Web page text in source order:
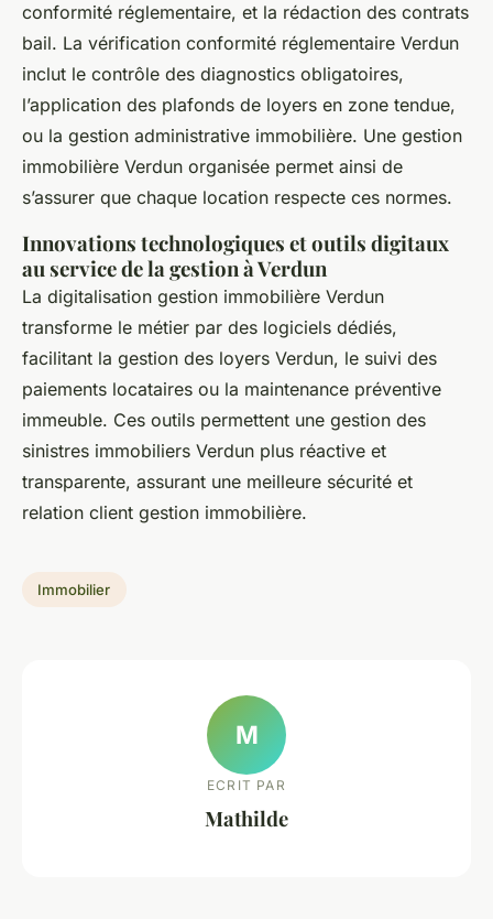
conformité réglementaire, et la rédaction des contrats
bail. La vérification conformité réglementaire Verdun
inclut le contrôle des diagnostics obligatoires,
l’application des plafonds de loyers en zone tendue,
ou la gestion administrative immobilière. Une gestion
immobilière Verdun organisée permet ainsi de
s’assurer que chaque location respecte ces normes.
Innovations technologiques et outils digitaux
au service de la gestion à Verdun
La digitalisation gestion immobilière Verdun
transforme le métier par des logiciels dédiés,
facilitant la gestion des loyers Verdun, le suivi des
paiements locataires ou la maintenance préventive
immeuble. Ces outils permettent une gestion des
sinistres immobiliers Verdun plus réactive et
transparente, assurant une meilleure sécurité et
relation client gestion immobilière.
Immobilier
M
ECRIT PAR
Mathilde